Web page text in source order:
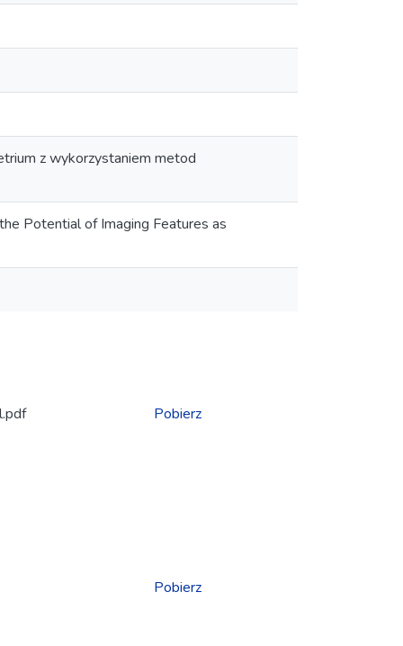
z wykorzystaniem metod
Potential of Imaging Features as
Pobierz
Pobierz